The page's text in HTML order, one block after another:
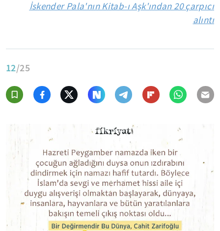
İskender Pala'nın Kitab-ı Aşk'ından 20 çarpıcı
alıntı
12/25